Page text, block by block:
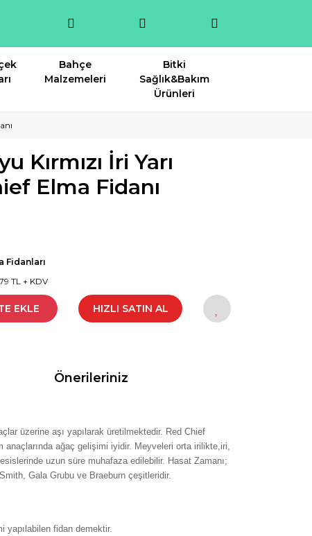
Bahçe
Malzemeleri
Bitki
Sağlık&Bakım
Ürünleri
Kırmızı İri Yarı
Elma Fidanı
Fidanları
TL + KDV
EKLE HIZLI SATIN AL
Önerileriniz
üzerine aşı yapılarak üretilmektedir. Red Chief
anaçlarında ağaç gelişimi iyidir. Meyveleri orta irilikte,iri,
uzun süre muhafaza edilebilir. Hasat Zamanı;
Gala Grubu ve Braeburn çeşitleridir.
yapılabilen fidan demektir.